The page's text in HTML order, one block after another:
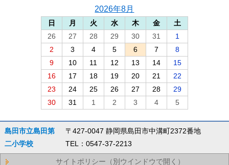
2026年8月
日 月 火 水 木 金
土
26
27 28 29 30 31
1
2
3 4 5 6 7
8
9
10 11 12 13 14
15
16
17 18 19 20 21
22
23
24 25 26 27 28
29
30
31 1 2 3 4 5
島田市立島田第
二小学校
〒427-0047 静岡県島田市中溝町2372番地
TEL：0547-37-2213
サイトポリシー（別ウインドウで開く）